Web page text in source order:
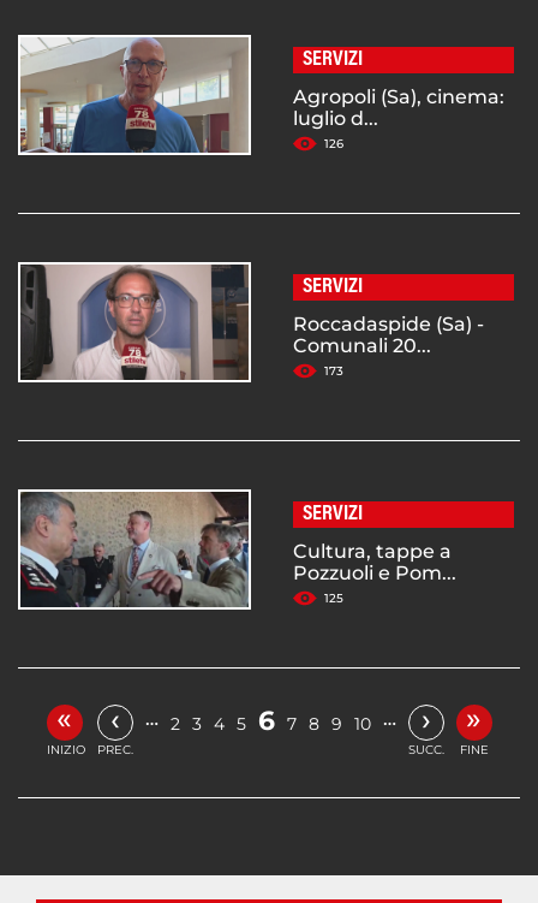
SERVIZI
Agropoli (Sa), cinema:
luglio d...
126
SERVIZI
Roccadaspide (Sa) -
Comunali 20...
173
SERVIZI
Cultura, tappe a
Pozzuoli e Pom...
125
«
INIZIO
‹
PREC.
… 2 3 4 5 6 7 8 9 10 … ›
SUCC.
»
FINE